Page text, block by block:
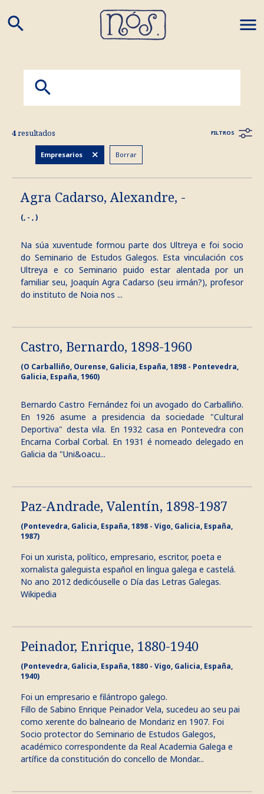
search
4resultados FILTROS
Empresarios Borrar
Agra Cadarso, Alexandre, -
(, - , )
Na súa xuventude formou parte dos Ultreya e foi socio
do Seminario de Estudos Galegos. Esta vinculación cos
Ultreya e co Seminario puido estar alentada por un
familiar seu, Joaquín Agra Cadarso (seu irmán?), profesor
do instituto de Noia nos ...
Castro, Bernardo, 1898-1960
(O Carballiño, Ourense, Galicia, España, 1898 - Pontevedra,
Galicia, España, 1960)
Bernardo Castro Fernández foi un avogado do Carballiño.
En 1926 asume a presidencia da sociedade "Cultural
Deportiva" desta vila. En 1932 casa en Pontevedra con
Encarna Corbal Corbal. En 1931 é nomeado delegado en
Galicia da "Uni&oacu...
Paz-Andrade, Valentín, 1898-1987
(Pontevedra, Galicia, España, 1898 - Vigo, Galicia, España,
1987)
Foi un xurista, político, empresario, escritor, poeta e
xornalista galeguista español en lingua galega e castelá.
No ano 2012 dedicóuselle o Día das Letras Galegas.
Wikipedia
Peinador, Enrique, 1880-1940
(Pontevedra, Galicia, España, 1880 - Vigo, Galicia, España,
1940)
Foi un empresario e filántropo galego.
Fillo de Sabino Enrique Peinador Vela, sucedeu ao seu pai
como xerente do balneario de Mondariz en 1907. Foi
Socio protector do Seminario de Estudos Galegos,
académico correspondente da Real Academia Galega e
artífice da constitución do concello de Mondar...